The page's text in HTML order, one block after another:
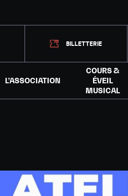
BILLETTERIE
L’ASSOCIATION
COURS &
ÉVEIL
MUSICAL